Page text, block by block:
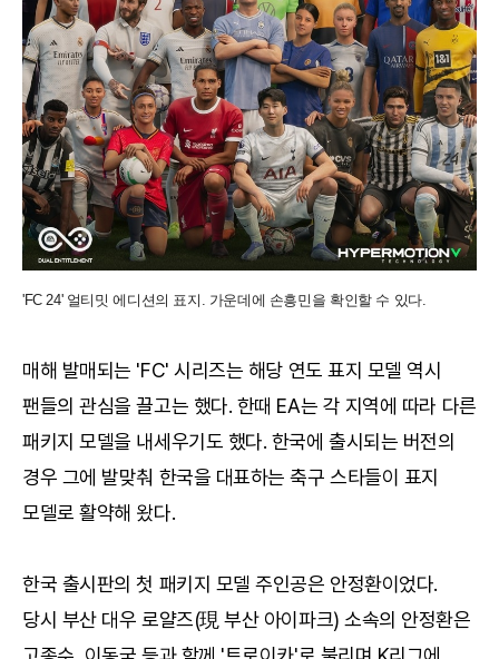
'FC 24' 얼티밋 에디션의 표지. 가운데에 손흥민을 확인할 수 있다.
매해 발매되는 'FC' 시리즈는 해당 연도 표지 모델 역시
팬들의 관심을 끌고는 했다. 한때 EA는 각 지역에 따라 다른
패키지 모델을 내세우기도 했다. 한국에 출시되는 버전의
경우 그에 발맞춰 한국을 대표하는 축구 스타들이 표지
모델로 활약해 왔다.
한국 출시판의 첫 패키지 모델 주인공은 안정환이었다.
당시 부산 대우 로얄즈(現 부산 아이파크) 소속의 안정환은